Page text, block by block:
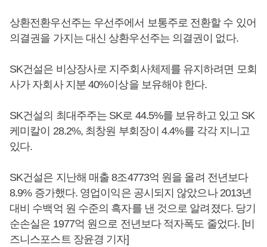
상환전환우선주는 우선주에서 보통주로 전환할 수 있어
의결권을 가지는 대신 상환우선주는 의결권이 없다.
SK건설은 비상장사로 지주회사체제를 유지하려면 모회
사가 자회사 지분 40%이상을 보유해야 한다.
SK건설의 최대주주는 SK로 44.5%를 보유하고 있고 SK
케미칼이 28.2%, 최창원 부회장이 4.4%를 각각 지니고
있다.
SK건설은 지난해 매출 8조4773억 원을 올려 전년보다
8.9% 증가했다. 영업이익은 공시되지 않았으나 2013년
대비 수백억 원 수준의 흑자를 낸 것으로 알려졌다. 당기
순손실은 1977억 원으로 전년보다 적자폭도 줄었다. [비
즈니스포스트 장윤경 기자]